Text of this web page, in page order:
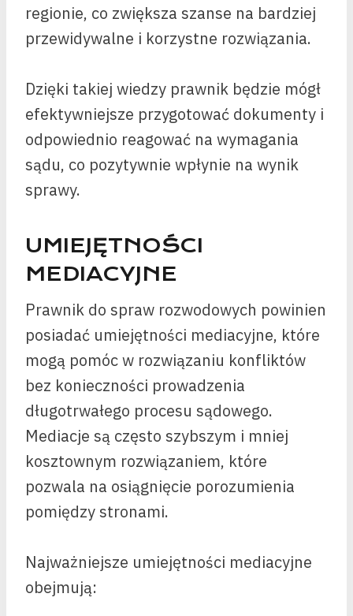
regionie, co zwiększa szanse na bardziej
przewidywalne i korzystne rozwiązania.
Dzięki takiej wiedzy prawnik będzie mógł
efektywniejsze przygotować dokumenty i
odpowiednio reagować na wymagania
sądu, co pozytywnie wpłynie na wynik
sprawy.
UMIEJĘTNOŚCI
MEDIACYJNE
Prawnik do spraw rozwodowych powinien
posiadać umiejętności mediacyjne, które
mogą pomóc w rozwiązaniu konfliktów
bez konieczności prowadzenia
długotrwałego procesu sądowego.
Mediacje są często szybszym i mniej
kosztownym rozwiązaniem, które
pozwala na osiągnięcie porozumienia
pomiędzy stronami.
Najważniejsze umiejętności mediacyjne
obejmują: